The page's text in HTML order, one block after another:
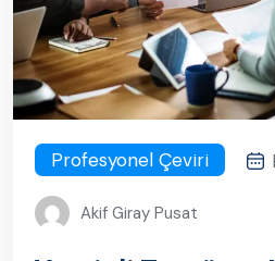
Profesyonel Çeviri
Akif Giray Pusat